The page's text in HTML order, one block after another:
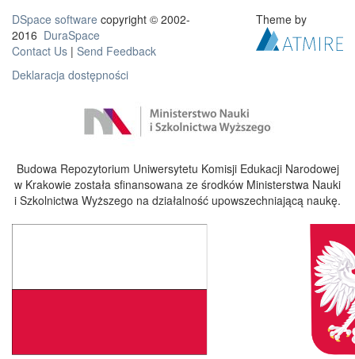
DSpace software copyright © 2002-
2016 DuraSpace
Contact Us | Send Feedback
Deklaracja dostępności
Theme by
Budowa Repozytorium Uniwersytetu Komisji Edukacji Narodowej
w Krakowie została sfinansowana ze środków Ministerstwa Nauki
i Szkolnictwa Wyższego na działalność upowszechniającą naukę.